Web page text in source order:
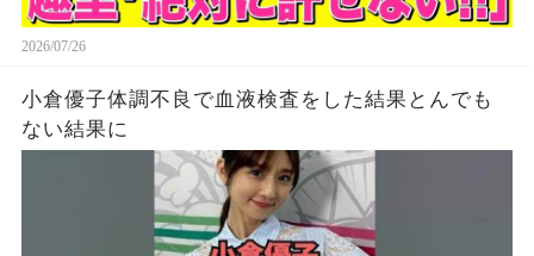
2026/07/26
小倉優子体調不良で血液検査をした結果とんでも
ない結果に